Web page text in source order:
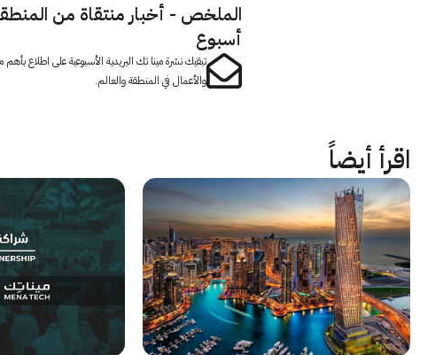
الملخص - أخبار منتقاة من
أسبوع
تبقيك نشرة مينا تك البريدية الأسبوعية على اطلاع
والأعمال في المنطقة والعالم.
اقرأ أيضاً